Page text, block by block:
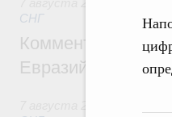
СНГ
Комментарий
Евразийского